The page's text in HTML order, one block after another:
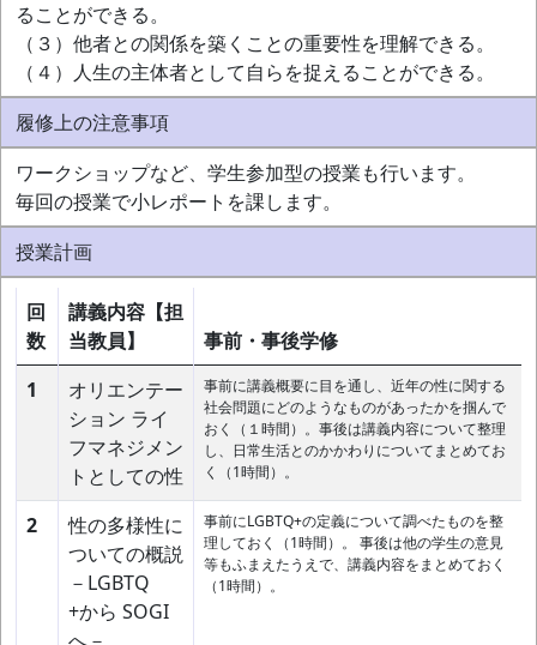
ることができる。
（３）他者との関係を築くことの重要性を理解できる。
（４）人生の主体者として自らを捉えることができる。
履修上の注意事項
ワークショップなど、学生参加型の授業も行います。
毎回の授業で小レポートを課します。
授業計画
回
数
講義内容【担
当教員】
事前・事後学修
1
オリエンテー
ション ライ
フマネジメン
トとしての性
事前に講義概要に目を通し、近年の性に関する
社会問題にどのようなものがあったかを掴んで
おく（１時間）。事後は講義内容について整理
し、日常生活とのかかわりについてまとめてお
く（1時間）。
2
性の多様性に
ついての概説
－LGBTQ
+から SOGI
事前にLGBTQ+の定義について調べたものを整
理しておく（1時間）。 事後は他の学生の意見
等もふまえたうえで、講義内容をまとめておく
（1時間）。